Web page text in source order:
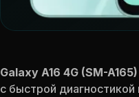
Galaxy A16 4G (SM-
с быстрой